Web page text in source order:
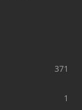
371
1